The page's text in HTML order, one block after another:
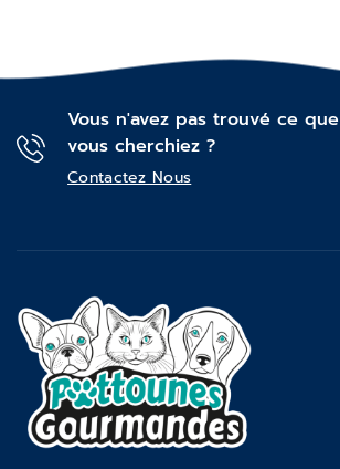
Vous n'avez pas trouvé ce que
vous cherchiez ?
Contactez Nous